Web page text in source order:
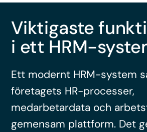
Viktigaste
i ett HRM-
Ett modernt HRM-system
företagets HR-processer,
medarbetardata och
gemensam plattform. Det